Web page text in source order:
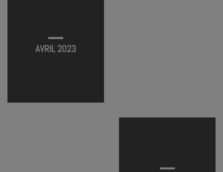
AVRIL 2023
PRATIQUE VOCALE #13